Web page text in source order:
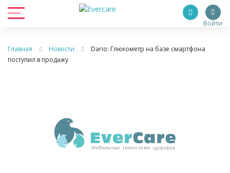
Войти
Главная Новости
Dario: Глюкометр на базе смартфона
поступил в продажу